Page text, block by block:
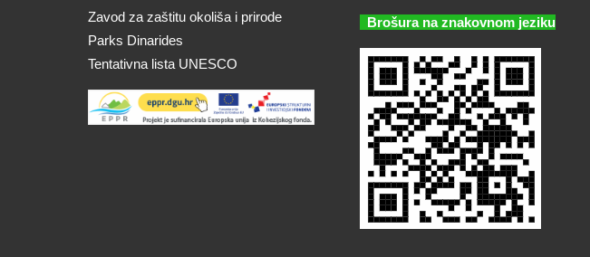
Zavod za zaštitu okoliša i prirode
Parks Dinarides
Tentativna lista UNESCO
Brošura na znakovnom jeziku